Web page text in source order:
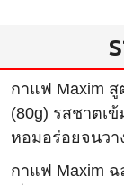
กาแฟ Maxim สู
(80g) รสชาตเ
หอมอร่อยจนวา
กาแฟ Maxim ฉ